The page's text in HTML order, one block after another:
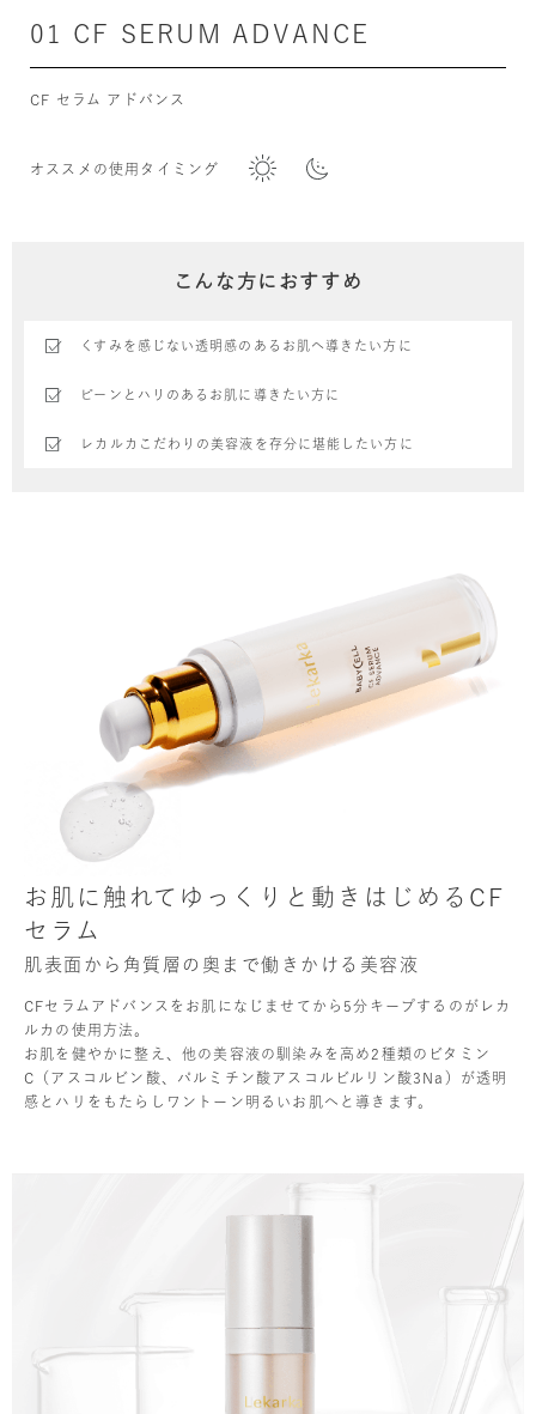
01 CF SERUM ADVANCE
CF セラム アドバンス
オススメの使用タイミング
こんな方におすすめ
くすみを感じない透明感のあるお肌へ導きたい方に
ピーンとハリのあるお肌に導きたい方に
レカルカこだわりの美容液を存分に堪能したい方に
お肌に触れてゆっくりと動きはじめるCF
セラム
肌表面から角質層の奥まで働きかける美容液
CFセラムアドバンスをお肌になじませてから5分キープするのがレカ
ルカの使用方法。
お肌を健やかに整え、他の美容液の馴染みを高め2種類のビタミン
C（アスコルビン酸、パルミチン酸アスコルビルリン酸3Na）が透明
感とハリをもたらしワントーン明るいお肌へと導きます。